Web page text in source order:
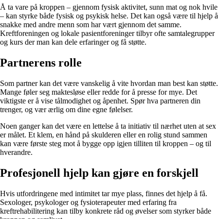
Å ta vare på kroppen – gjennom fysisk aktivitet, sunn mat og nok hvile
– kan styrke både fysisk og psykisk helse. Det kan også være til hjelp å
snakke med andre menn som har vært gjennom det samme.
Kreftforeningen og lokale pasientforeninger tilbyr ofte samtalegrupper
og kurs der man kan dele erfaringer og få støtte.
Partnerens rolle
Som partner kan det være vanskelig å vite hvordan man best kan støtte.
Mange føler seg maktesløse eller redde for å presse for mye. Det
viktigste er å vise tålmodighet og åpenhet. Spør hva partneren din
trenger, og vær ærlig om dine egne følelser.
Noen ganger kan det være en lettelse å ta initiativ til nærhet uten at sex
er målet. Et klem, en hånd på skulderen eller en rolig stund sammen
kan være første steg mot å bygge opp igjen tilliten til kroppen – og til
hverandre.
Profesjonell hjelp kan gjøre en forskjell
Hvis utfordringene med intimitet tar mye plass, finnes det hjelp å få.
Sexologer, psykologer og fysioterapeuter med erfaring fra
kreftrehabilitering kan tilby konkrete råd og øvelser som styrker både